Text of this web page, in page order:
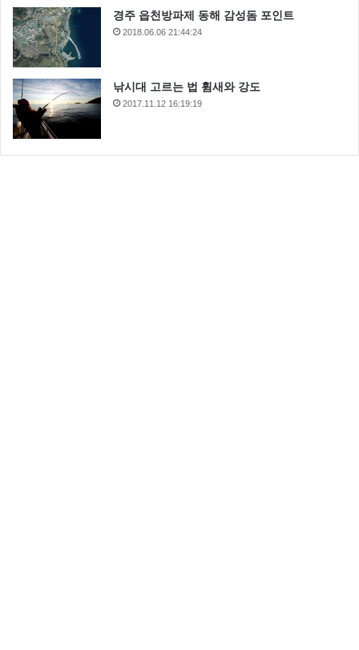
경주 읍천방파제 동해 감성돔 포인트
2018.06.06 21:44:24
낚시대 고르는 법 휨새와 강도
2017.11.12 16:19:19